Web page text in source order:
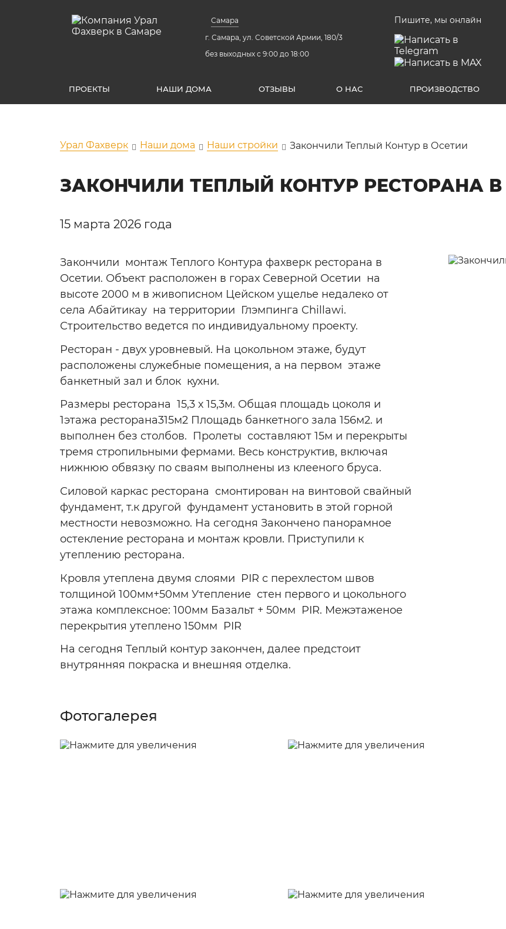
Самара
г. Самара, ул. Советской Армии, 180/3
без выходных с 9:00 до 18:00
Пишите, мы онлайн
ПРОЕКТЫ НАШИ ДОМА ОТЗЫВЫ О НАС ПРОИЗВОДСТВО
Урал Фахверк Наши дома Наши стройки Закончили Теплый Контур в Осетии
ЗАКОНЧИЛИ ТЕПЛЫЙ КОНТУР РЕСТОРАНА В
15 марта 2026 года
Закончили монтаж Теплого Контура фахверк ресторана в
Осетии. Объект расположен в горах Северной Осетии на
высоте 2000 м в живописном Цейском ущелье недалеко от
села Абайтикау на территории Глэмпинга Chillawi.
Строительство ведется по индивидуальному проекту.
Ресторан - двух уровневый. На цокольном этаже, будут
расположены служебные помещения, а на первом этаже
банкетный зал и блок кухни.
Размеры ресторана 15,3 х 15,3м. Общая площадь цоколя и
1этажа ресторана315м2 Площадь банкетного зала 156м2. и
выполнен без столбов. Пролеты составляют 15м и перекрыты
тремя стропильными фермами. Весь конструктив, включая
нижнюю обвязку по сваям выполнены из клееного бруса.
Силовой каркас ресторана смонтирован на винтовой свайный
фундамент, т.к другой фундамент установить в этой горной
местности невозможно. На сегодня Закончено панорамное
остекление ресторана и монтаж кровли. Приступили к
утеплению ресторана.
Кровля утеплена двумя слоями PIR с перехлестом швов
толщиной 100мм+50мм Утепление стен первого и цокольного
этажа комплексное: 100мм Базальт + 50мм PIR. Межэтаженое
перекрытия утеплено 150мм PIR
На сегодня Теплый контур закончен, далее предстоит
внутрянняя покраска и внешняя отделка.
Фотогалерея